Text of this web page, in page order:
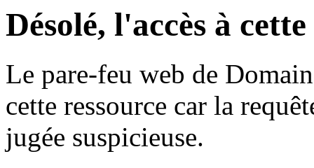
Désolé, l'accès à
Le pare-feu web de
cette ressource car la
jugée suspicieuse.